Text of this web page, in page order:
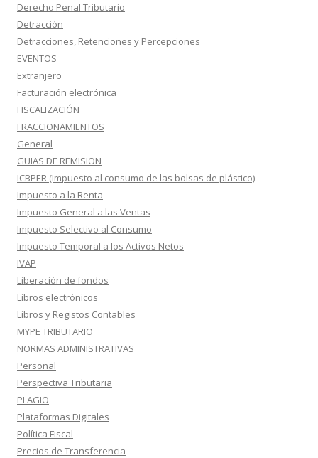
Derecho Penal Tributario
Detracción
Detracciones, Retenciones y Percepciones
EVENTOS
Extranjero
Facturación electrónica
FISCALIZACIÓN
FRACCIONAMIENTOS
General
GUIAS DE REMISION
ICBPER (Impuesto al consumo de las bolsas de plástico)
Impuesto a la Renta
Impuesto General a las Ventas
Impuesto Selectivo al Consumo
Impuesto Temporal a los Activos Netos
IVAP
Liberación de fondos
Libros electrónicos
Libros y Registos Contables
MYPE TRIBUTARIO
NORMAS ADMINISTRATIVAS
Personal
Perspectiva Tributaria
PLAGIO
Plataformas Digitales
Política Fiscal
Precios de Transferencia